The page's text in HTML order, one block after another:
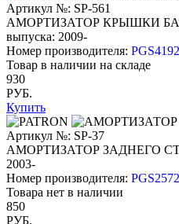
Артикул №: SP-561
АМОРТИЗАТОР КРЫШКИ
выпуска: 2009-
Номер производителя:
Товар в наличии на складе
930
РУБ.
Купить
Артикул №: SP-37
АМОРТИЗАТОР ЗАДНЕГО
2003-
Номер производителя:
Товара нет в наличии
850
РУБ.